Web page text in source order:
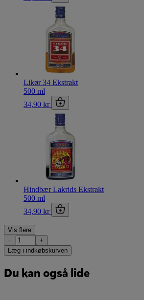
Likør 34 Ekstrakt
500 ml
34,90 kr
Hindbær Lakrids Ekstrakt
500 ml
34,90 kr
Vis flere
−
+
Læg i indkøbskurven
Du kan også lide